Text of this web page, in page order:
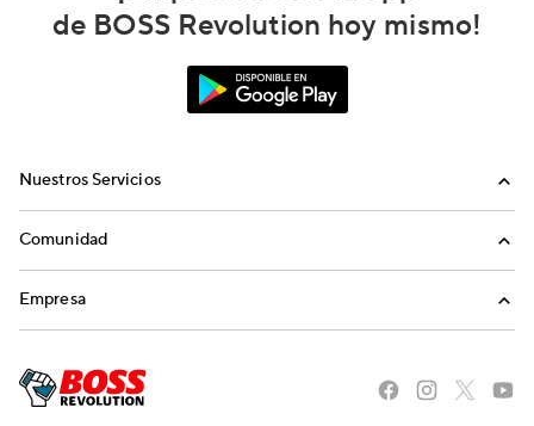
de BOSS Revolution hoy mismo!
Nuestros Servicios
Envíos de Dinero
Recargas Internacionales
Comunidad
Blog
Historias del Sueño Americano
The BOSS Local Shopping App
Empresa
Carreras